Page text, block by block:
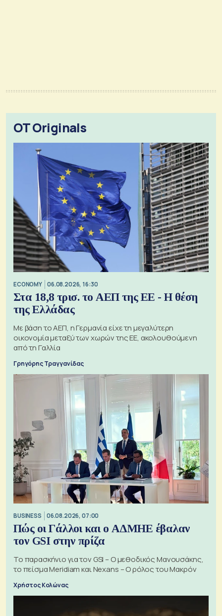
OT Originals
ECONOMY 06.08.2026, 16:30
Στα 18,8 τρισ. το ΑΕΠ της ΕΕ - Η θέση
της Ελλάδας
Με βάση το ΑΕΠ, η Γερμανία είχε τη μεγαλύτερη
οικονομία μεταξύ των χωρών της ΕΕ, ακολουθούμενη
από τη Γαλλία
Γρηγόρης Τραγγανίδας
BUSINESS 06.08.2026, 07:00
Πώς οι Γάλλοι και ο ΑΔΜΗΕ έβαλαν
τον GSI στην πρίζα
Το παρασκήνιο για τον GSI – Ο μεθοδικός Μανουσάκης,
το πείσμα Meridiam και Nexans – Ο ρόλος του Μακρόν
Χρήστος Κολώνας